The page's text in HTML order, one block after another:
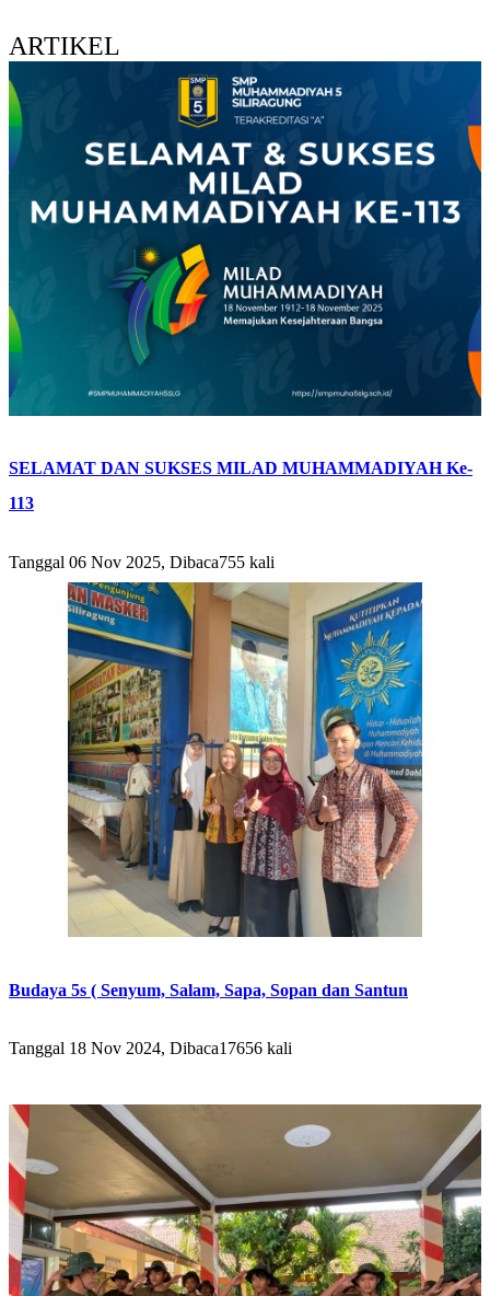
ARTIKEL
SELAMAT DAN SUKSES MILAD MUHAMMADIYAH Ke-
113
Tanggal 06 Nov 2025, Dibaca755 kali
Budaya 5s ( Senyum, Salam, Sapa, Sopan dan Santun
Tanggal 18 Nov 2024, Dibaca17656 kali